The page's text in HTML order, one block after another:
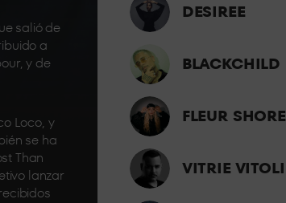
salió de
a
y de
Loco, y
se ha
Than
lanzar
DESIREE
BLACKCHILD
FLEUR SHORE
VITRIE VITOLI